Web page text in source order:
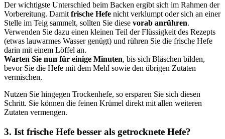
Der wichtigste Unterschied beim Backen ergibt sich im Rahmen der
Vorbereitung. Damitfrische Hefe nicht verklumpt oder sich an einer
Stelle im Teig sammelt, sollten Sie diese vorab anrühren.
Verwenden Sie dazu einen kleinen Teil der Flüssigkeit des Rezepts
(etwas lauwarmes Wasser genügt) und rühren Sie die frische Hefe
darin mit einem Löffel an.
Warten Sie nun für einige Minuten, bis sich Bläschen bilden,
bevor Sie die Hefe mit dem Mehl sowie den übrigen Zutaten
vermischen.
Nutzen Sie hingegen Trockenhefe, so ersparen Sie sich diesen
Schritt. Sie können die feinen Krümel direkt mit allen weiteren
Zutaten vermengen.
3. Ist frische Hefe besser als getrocknete Hefe?